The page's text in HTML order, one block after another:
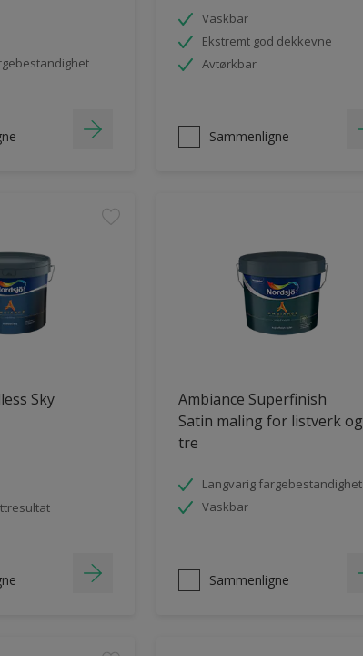
Vaskbar
Ekstremt god dekkevne
Avtørkbar
Sammenligne
Sky
Ambiance Superfinish
Satin maling for listverk og
tre
Langvarig fargebestandighet
Vaskbar
Sammenligne